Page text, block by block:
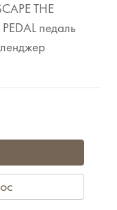
THE
педаль